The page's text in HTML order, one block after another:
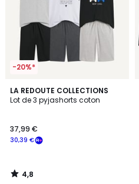
-20%*
LA REDOUTE COLLECTIONS
Lot de 3 pyjashorts coton
30,39 €
37,99 €
4,8
/ 5
4,8
/